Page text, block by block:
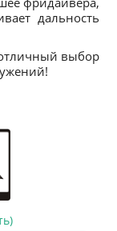
дальность
выбор